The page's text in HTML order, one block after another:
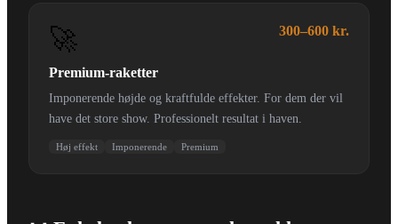
🚀 300–600 kr.
Premium-raketter
Imponerende højde og kraftfulde effekter. For dem der vil
have det store show. Professionelt resultat i haven.
Høj effekt Imponerende Premium